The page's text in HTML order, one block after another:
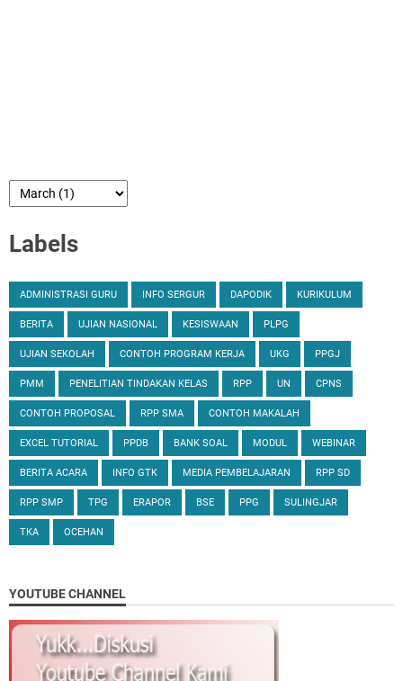
Labels
ADMINISTRASI GURU INFO SERGUR DAPODIK KURIKULUM
BERITA UJIAN NASIONAL KESISWAAN PLPG
UJIAN SEKOLAH CONTOH PROGRAM KERJA UKG PPGJ
PMM PENELITIAN TINDAKAN KELAS RPP UN CPNS
CONTOH PROPOSAL RPP SMA CONTOH MAKALAH
EXCEL TUTORIAL PPDB BANK SOAL MODUL WEBINAR
BERITA ACARA INFO GTK MEDIA PEMBELAJARAN RPP SD
RPP SMP TPG ERAPOR BSE PPG SULINGJAR
TKA OCEHAN
YOUTUBE CHANNEL